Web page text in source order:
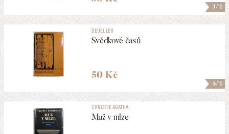
7/10
6/10
DEUEL LEO
Svědkové časů
50 Kč
CHRISTIE AGATHA
Muž v mlze